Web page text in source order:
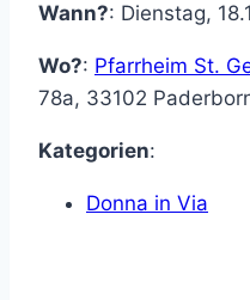
Wann?: Dienstag,
Wo?: Pfarrheim St.
78a, 33102
Kategorien:
Donna in Via